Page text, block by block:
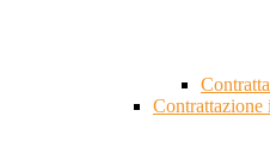
Contrattazione